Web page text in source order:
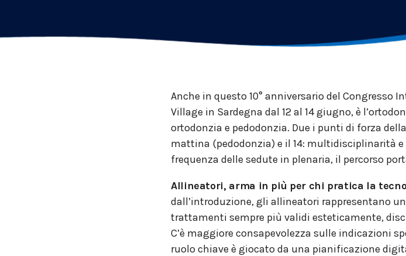
Anche in questo 10° anniversario del Congresso
Village in Sardegna dal 12 al 14 giugno, è
ortodonzia e pedodonzia. Due i punti di forza
mattina (pedodonzia) e il 14: multidisciplinarità
frequenza delle sedute in plenaria, il percorso
Allineatori, arma in più per chi pratica la
dall’introduzione, gli allineatori rappresentano
trattamenti sempre più validi esteticamente,
C’è maggiore consapevolezza sulle indicazioni
ruolo chiave è giocato da una pianificazione